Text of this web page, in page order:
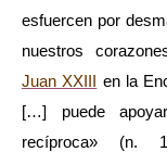
esfuercen por
nuestros
Juan XXIII
en la
[…] puede
recíproca» (n.